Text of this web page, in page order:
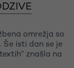
omrežja so
Še isti dan se je
znašla na